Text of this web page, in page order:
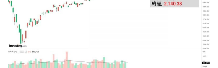
『Money1』
韓国･李在明「青年層の雇用状況が悪い。せ
や、若者に起業させよう」⇒ どんな雇用対策だソレ。
『Money1』
【韓国の外貨準備】2026年07月は4,279億ド
ル。外平債の発行「19.4億ドル」
『Money1』
韓国「ここは北朝鮮なのか。選管がサーバ